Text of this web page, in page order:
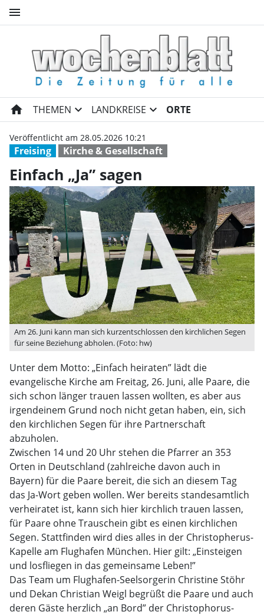
menu
Einfach „Ja” sagen |
home THEMEN expand_more LANDKREISE expand_more ORTE
Freising Kirche & Gesellschaft
Veröffentlicht am 28.05.2026 10:21
Einfach „Ja” sagen
Am 26. Juni kann man sich kurzentschlossen den kirchlichen Segen
für seine Beziehung abholen. (Foto: hw)
Unter dem Motto: „Einfach heiraten” lädt die
evangelische Kirche am Freitag, 26. Juni, alle Paare, die
sich schon länger trauen lassen wollten, es aber aus
irgendeinem Grund noch nicht getan haben, ein, sich
den kirchlichen Segen für ihre Partnerschaft
abzuholen.
Zwischen 14 und 20 Uhr stehen die Pfarrer an 353
Orten in Deutschland (zahlreiche davon auch in
Bayern) für die Paare bereit, die sich an diesem Tag
das Ja-Wort geben wollen. Wer bereits standesamtlich
verheiratet ist, kann sich hier kirchlich trauen lassen,
für Paare ohne Trauschein gibt es einen kirchlichen
Segen. Stattfinden wird dies alles in der Christopherus-
Kapelle am Flughafen München. Hier gilt: „Einsteigen
und losfliegen in das gemeinsame Leben!”
Das Team um Flughafen-Seelsorgerin Christine Stöhr
und Dekan Christian Weigl begrüßt die Paare und auch
deren Gäste herzlich „an Bord” der Christophorus-